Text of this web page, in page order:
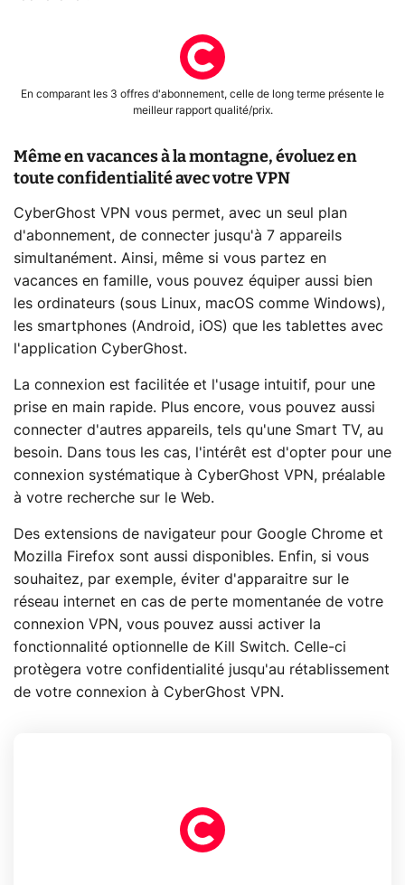
En comparant les 3 offres d'abonnement, celle de long terme présente le
meilleur rapport qualité/prix.
Même en vacances à la montagne, évoluez en
toute confidentialité avec votre VPN
CyberGhost VPN vous permet, avec un seul plan
d'abonnement, de connecter jusqu'à 7 appareils
simultanément. Ainsi, même si vous partez en
vacances en famille, vous pouvez équiper aussi bien
les ordinateurs (sous Linux, macOS comme Windows),
les smartphones (Android, iOS) que les tablettes avec
l'application CyberGhost.
La connexion est facilitée et l'usage intuitif, pour une
prise en main rapide. Plus encore, vous pouvez aussi
connecter d'autres appareils, tels qu'une Smart TV, au
besoin. Dans tous les cas, l'intérêt est d'opter pour une
connexion systématique à CyberGhost VPN, préalable
à votre recherche sur le Web.
Des extensions de navigateur pour Google Chrome et
Mozilla Firefox sont aussi disponibles. Enfin, si vous
souhaitez, par exemple, éviter d'apparaitre sur le
réseau internet en cas de perte momentanée de votre
connexion VPN, vous pouvez aussi activer la
fonctionnalité optionnelle de Kill Switch. Celle-ci
protègera votre confidentialité jusqu'au rétablissement
de votre connexion à CyberGhost VPN.